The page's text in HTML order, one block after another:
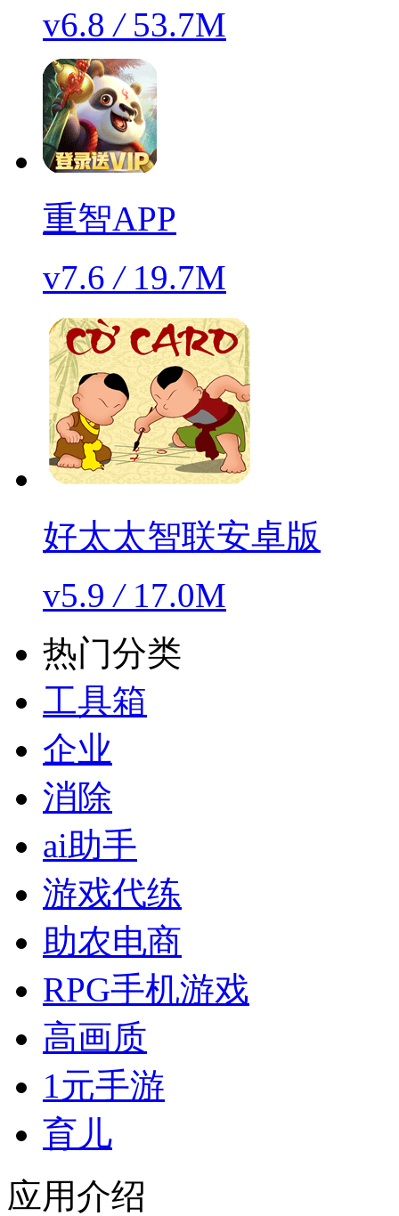
v6.8/53.7M
重智APP
v7.6/19.7M
好太太智联安卓版
v5.9/17.0M
热门分类
工具箱
企业
消除
ai助手
游戏代练
助农电商
RPG手机游戏
高画质
1元手游
育儿
应用介绍